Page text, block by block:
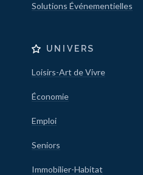
Solutions Événementielles
UNIVERS
Loisirs-Art de Vivre
Économie
Emploi
Seniors
Immobilier-Habitat